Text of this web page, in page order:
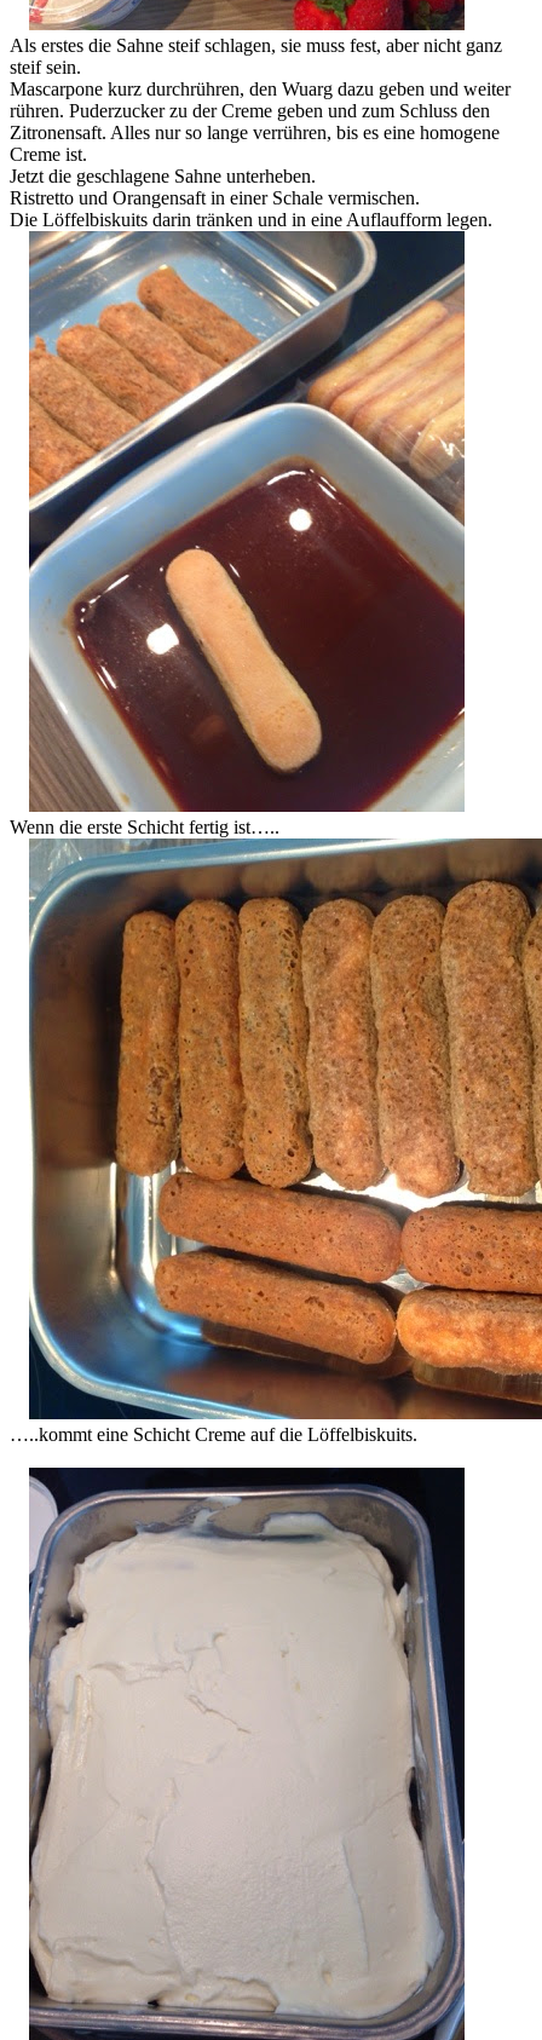
Als erstes die Sahne steif schlagen, sie muss fest, aber nicht ganz
steif sein.
Mascarpone kurz durchrühren, den Wuarg dazu geben und weiter
rühren. Puderzucker zu der Creme geben und zum Schluss den
Zitronensaft. Alles nur so lange verrühren, bis es eine homogene
Creme ist.
Jetzt die geschlagene Sahne unterheben.
Ristretto und Orangensaft in einer Schale vermischen.
Die Löffelbiskuits darin tränken und in eine Auflaufform legen.
Wenn die erste Schicht fertig ist…..
…..kommt eine Schicht Creme auf die Löffelbiskuits.